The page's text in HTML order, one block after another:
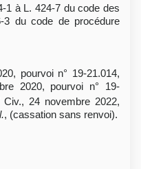
1 à L. 424-7 du code des
3 du code de procédure
pourvoi n° 19-21.014,
2020, pourvoi n° 19-
24 novembre 2022,
, (cassation sans renvoi).